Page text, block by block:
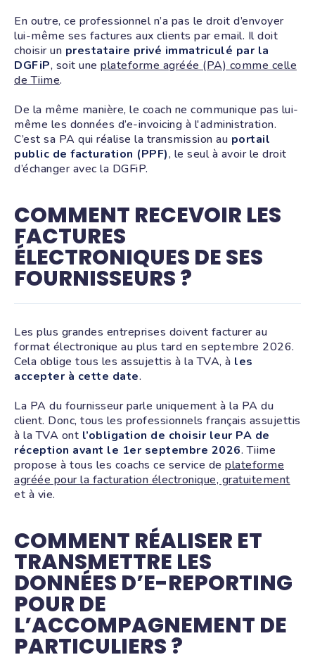
En outre, ce professionnel n’a pas le droit d’envoyer
lui-même ses factures aux clients par email. Il doit
choisir un prestataire privé immatriculé par la
DGFiP, soit une plateforme agréée (PA) comme celle
de Tiime.
De la même manière, le coach ne communique pas lui-
même les données d’e-invoicing à l'administration.
C’est sa PA qui réalise la transmission au portail
public de facturation (PPF), le seul à avoir le droit
d’échanger avec la DGFiP.
COMMENT RECEVOIR LES
FACTURES
ÉLECTRONIQUES DE SES
FOURNISSEURS ?
Les plus grandes entreprises doivent facturer au
format électronique au plus tard en septembre 2026.
Cela oblige tous les assujettis à la TVA, à les
accepter à cette date.
La PA du fournisseur parle uniquement à la PA du
client. Donc, tous les professionnels français assujettis
à la TVA ont l’obligation de choisir leur PA de
réception avant le 1er septembre 2026. Tiime
propose à tous les coachs ce service de plateforme
agréée pour la facturation électronique, gratuitement
et à vie.
COMMENT RÉALISER ET
TRANSMETTRE LES
DONNÉES D’E-REPORTING
POUR DE
L’ACCOMPAGNEMENT DE
PARTICULIERS ?